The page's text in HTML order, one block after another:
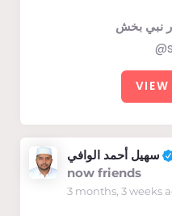
نبي بخش
VIEW
سهيل أحمد الوافي
now friends
3 months, 3 weeks